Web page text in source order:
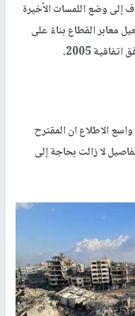
إلى وضع اللمسات الأخيرة
معابر القطاع بناءً على
2005
.
الاطلاع ان المقترح
لا زالت بحاجة إلى